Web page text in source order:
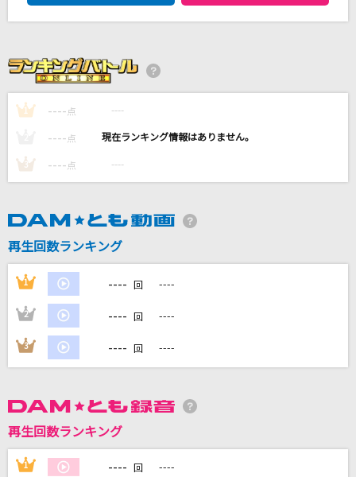
See-Saw
陰ニモ日向ニモ
Travis Japan
好きすぎて滅！
Vaundy
カラオケ最新情報をチェック！
1 ---- 点 ----
---- 点 ----
3 ---- 点 ----
再生回数ランキング
1 ---- 回 ----
2 ---- 回 ----
3 ---- 回 ----
再生回数ランキング
1 ---- 回 ----